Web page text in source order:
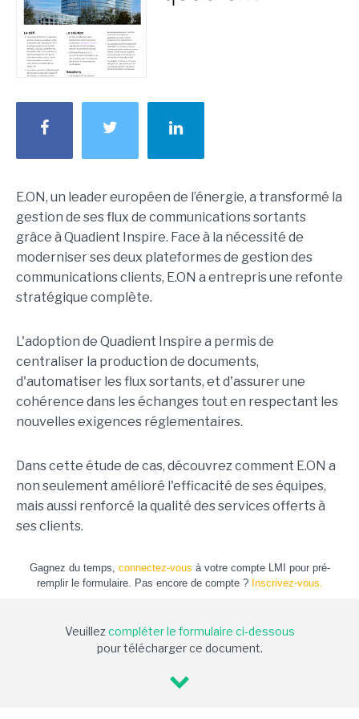
E.ON, un leader européen de l’énergie, a transformé la
gestion de ses flux de communications sortants
grâce à Quadient Inspire. Face à la nécessité de
moderniser ses deux plateformes de gestion des
communications clients, E.ON a entrepris une refonte
stratégique complète.
L'adoption de Quadient Inspire a permis de
centraliser la production de documents,
d'automatiser les flux sortants, et d'assurer une
cohérence dans les échanges tout en respectant les
nouvelles exigences réglementaires.
Dans cette étude de cas, découvrez comment E.ON a
non seulement amélioré l'efficacité de ses équipes,
mais aussi renforcé la qualité des services offerts à
ses clients.
Gagnez du temps, connectez-vous à votre compte LMI pour pré-
remplir le formulaire. Pas encore de compte ? Inscrivez-vous.
Veuillezcompléter le formulaire ci-dessous
pour télécharger ce document.